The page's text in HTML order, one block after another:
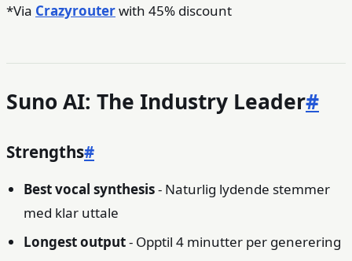
*Via Crazyrouterwith 45% discount
Suno AI: The Industry Leader#
Strengths#
Best vocal synthesis- Naturlig lydende stemmer
med klar uttale
Longest output- Opptil 4 minutter per generering